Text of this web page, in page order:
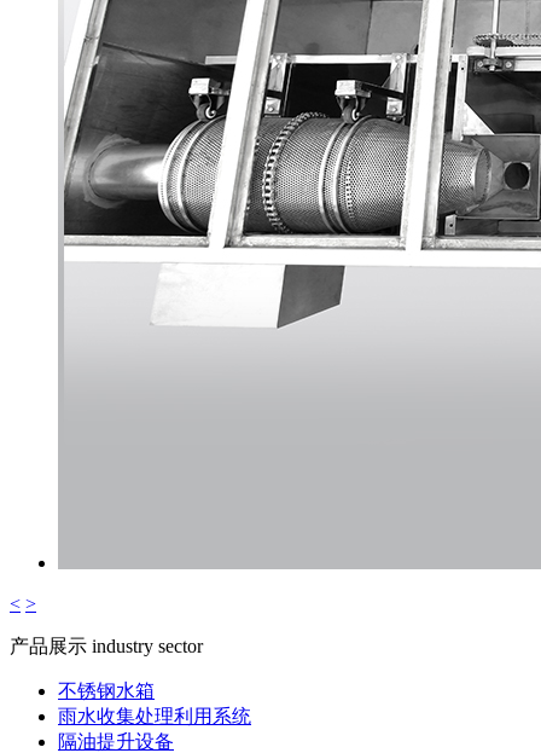
< >
产品展示 industry sector
不锈钢水箱
雨水收集处理利用系统
隔油提升设备